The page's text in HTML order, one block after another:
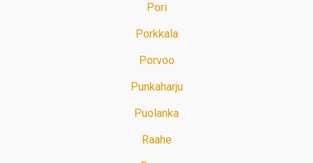
Pori
Porkkala
Porvoo
Punkaharju
Puolanka
Raahe